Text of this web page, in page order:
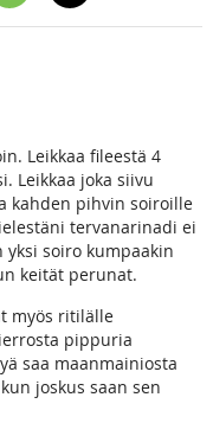
Leikkaa fileestä 4
Leikkaa joka siivu
kahden pihvin soiroille
tervanarinadi ei
soiro kumpaakin
keität perunat.
myös ritilälle
pippuria
saa maanmainiosta
joskus saan sen